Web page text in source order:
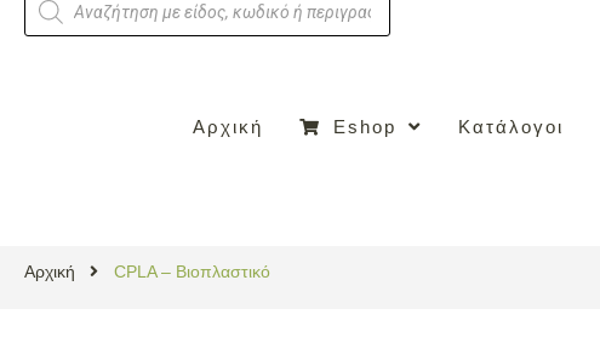
Αρχική Eshop Κατάλογοι
Αρχική CPLA – Βιοπλαστικό